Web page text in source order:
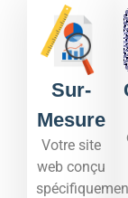
Sur-
Mesure
Votre site
web conçu